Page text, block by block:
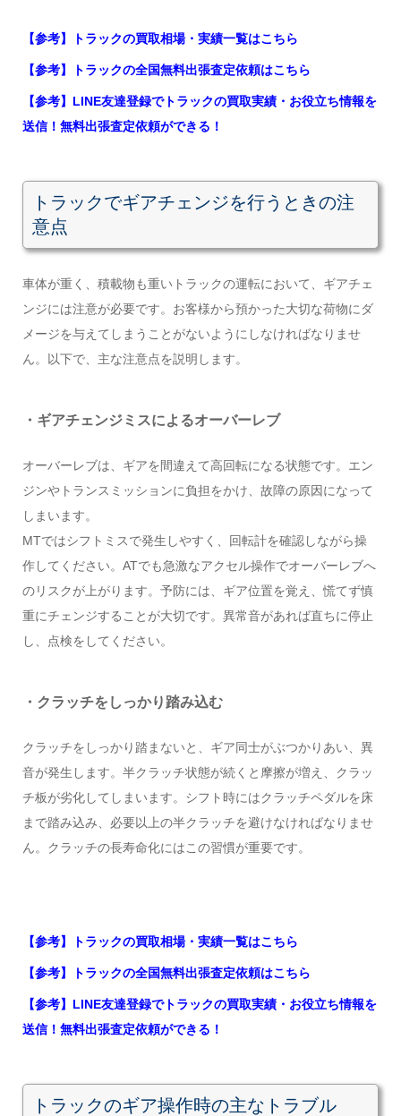
【参考】トラックの買取相場・実績一覧はこちら
【参考】トラックの全国無料出張査定依頼はこちら
【参考】LINE友達登録でトラックの買取実績・お役立ち情報を
送信！無料出張査定依頼ができる！
トラックでギアチェンジを行うときの注
意点
車体が重く、積載物も重いトラックの運転において、ギアチェ
ンジには注意が必要です。お客様から預かった大切な荷物にダ
メージを与えてしまうことがないようにしなければなりませ
ん。以下で、主な注意点を説明します。
・ギアチェンジミスによるオーバーレブ
オーバーレブは、ギアを間違えて高回転になる状態です。エン
ジンやトランスミッションに負担をかけ、故障の原因になって
しまいます。
MTではシフトミスで発生しやすく、回転計を確認しながら操
作してください。ATでも急激なアクセル操作でオーバーレブへ
のリスクが上がります。予防には、ギア位置を覚え、慌てず慎
重にチェンジすることが大切です。異常音があれば直ちに停止
し、点検をしてください。
・クラッチをしっかり踏み込む
クラッチをしっかり踏まないと、ギア同士がぶつかりあい、異
音が発生します。半クラッチ状態が続くと摩擦が増え、クラッ
チ板が劣化してしまいます。シフト時にはクラッチペダルを床
まで踏み込み、必要以上の半クラッチを避けなければなりませ
ん。クラッチの長寿命化にはこの習慣が重要です。
【参考】トラックの買取相場・実績一覧はこちら
【参考】トラックの全国無料出張査定依頼はこちら
【参考】LINE友達登録でトラックの買取実績・お役立ち情報を
送信！無料出張査定依頼ができる！
トラックのギア操作時の主なトラブル